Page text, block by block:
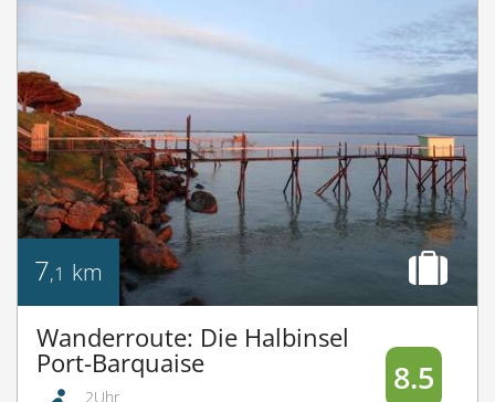
7,1 km
Wanderroute: Die Halbinsel
Port-Barquaise
2Uhr
8.5